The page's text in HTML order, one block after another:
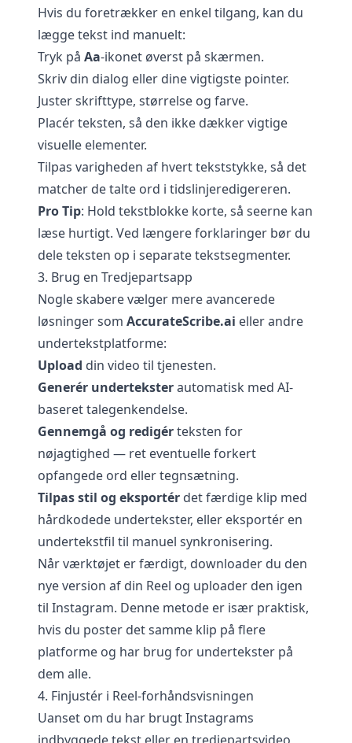
Hvis du foretrækker en enkel tilgang, kan du
lægge tekst ind manuelt:
Tryk på Aa-ikonet øverst på skærmen.
Skriv din dialog eller dine vigtigste pointer.
Juster skrifttype, størrelse og farve.
Placér teksten, så den ikke dækker vigtige
visuelle elementer.
Tilpas varigheden af hvert tekststykke, så det
matcher de talte ord i tidslinjeredigereren.
Pro Tip: Hold tekstblokke korte, så seerne kan
læse hurtigt. Ved længere forklaringer bør du
dele teksten op i separate tekstsegmenter.
3. Brug en Tredjepartsapp
Nogle skabere vælger mere avancerede
løsninger som AccurateScribe.ai eller andre
undertekstplatforme:
Upload din video til tjenesten.
Generér underteksterautomatisk med AI-
baseret talegenkendelse.
Gennemgå og redigérteksten for
nøjagtighed — ret eventuelle forkert
opfangede ord eller tegnsætning.
Tilpas stil og eksportér det færdige klip med
hårdkodede undertekster, eller eksportér en
undertekstfil til manuel synkronisering.
Når værktøjet er færdigt, downloader du den
nye version af din Reel og uploader den igen
til Instagram. Denne metode er især praktisk,
hvis du poster det samme klip på flere
platforme og har brug for undertekster på
dem alle.
4. Finjustér i Reel-forhåndsvisningen
Uanset om du har brugt Instagrams